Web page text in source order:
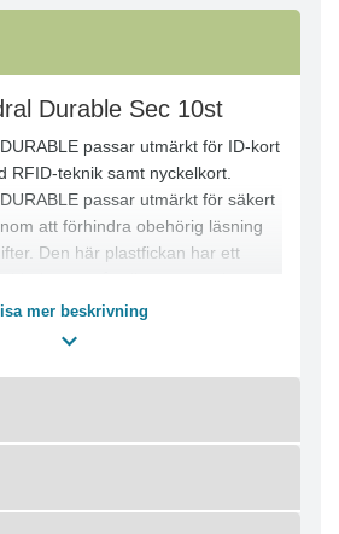
Durable Sec 10st
passar utmärkt för ID-kort
RFID-teknik samt nyckelkort.
passar utmärkt för säkert
att förhindra obehörig läsning
Den här plastfickan har ett
skyddar den dina kort och ser till
magnetremsa inte skadas.
MHz
mer beskrivning